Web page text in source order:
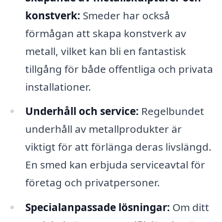
konstverk: Smeder har också
förmågan att skapa konstverk av
metall, vilket kan bli en fantastisk
tillgång för både offentliga och privata
installationer.
Underhåll och service: Regelbundet
underhåll av metallprodukter är
viktigt för att förlänga deras livslängd.
En smed kan erbjuda serviceavtal för
företag och privatpersoner.
Specialanpassade lösningar: Om ditt